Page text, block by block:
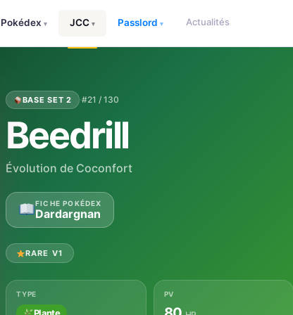
Pokédex ▾ JCC ▾ Passlord ▾ Actualités
BASE SET 2 ·#21 / 130
Beedrill
Évolution de Coconfort
FICHE POKÉDEX
Dardargnan
RARE V1
TYPE PV